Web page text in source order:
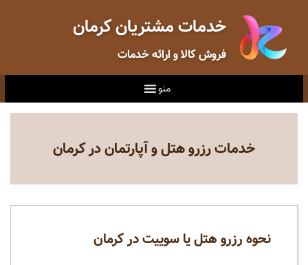
خدمات مشتریان کرمان
فروش کالا و ارائه خدمات
منو
خدمات رزرو هتل و آپارتمان در کرمان
نحوه رزرو هتل یا سوییت در کرمان